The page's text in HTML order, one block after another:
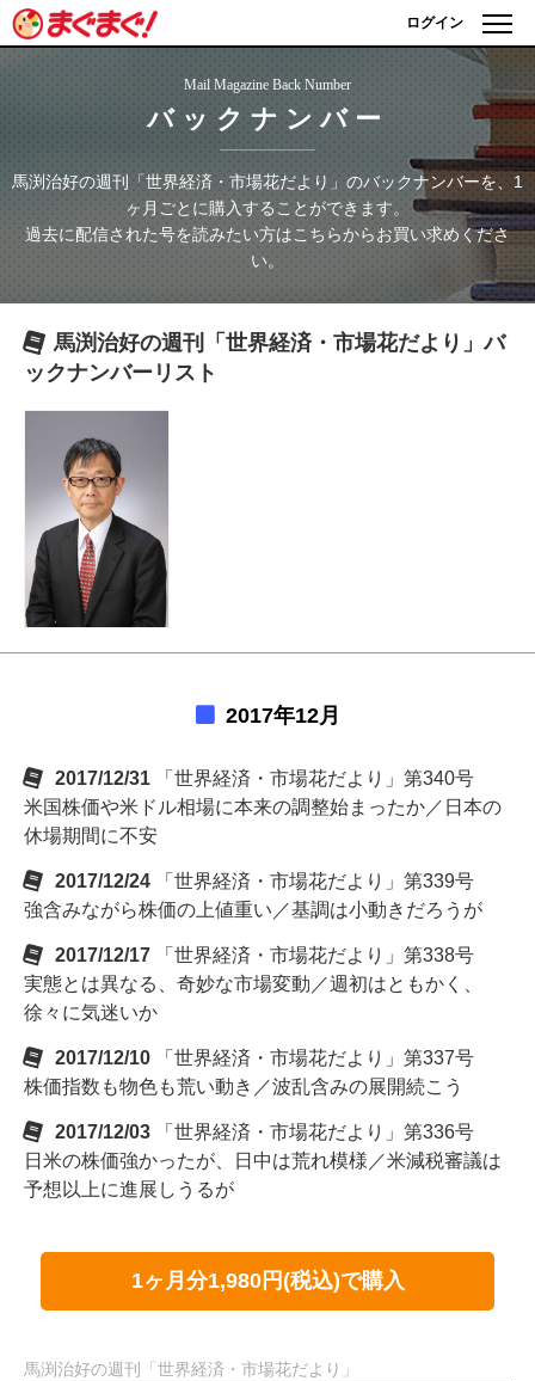
ログイン
Mail Magazine Back Number
バックナンバー
馬渕治好の週刊「世界経済・市場花だより」 のバックナンバーを、1
ヶ月ごとに購入することができます。
過去に配信された号を読みたい方はこちらからお買い求めくださ
い。
馬渕治好の週刊「世界経済・市場花だより」バ
ックナンバーリスト
2017年12月
2017/12/31
「世界経済・市場花だより」第340号
米国株価や米ドル相場に本来の調整始まったか／日本の
休場期間に不安
2017/12/24
「世界経済・市場花だより」第339号
強含みながら株価の上値重い／基調は小動きだろうが
2017/12/17
「世界経済・市場花だより」第338号
実態とは異なる、奇妙な市場変動／週初はともかく、
徐々に気迷いか
2017/12/10
「世界経済・市場花だより」第337号
株価指数も物色も荒い動き／波乱含みの展開続こう
2017/12/03
「世界経済・市場花だより」第336号
日米の株価強かったが、日中は荒れ模様／米減税審議は
予想以上に進展しうるが
1ヶ月分1,980円(税込)で購入
馬渕治好の週刊「世界経済・市場花だより」